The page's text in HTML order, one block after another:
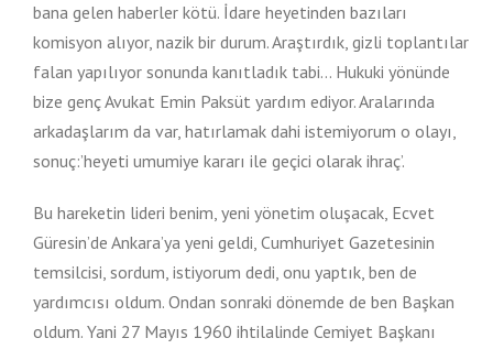
bana gelen haberler kötü. İdare heyetinden bazıları
komisyon alıyor, nazik bir durum. Araştırdık, gizli toplantılar
falan yapılıyor sonunda kanıtladık tabi… Hukuki yönünde
bize genç Avukat Emin Paksüt yardım ediyor. Aralarında
arkadaşlarım da var, hatırlamak dahi istemiyorum o olayı,
sonuç:’heyeti umumiye kararı ile geçici olarak ihraç’.
Bu hareketin lideri benim, yeni yönetim oluşacak, Ecvet
Güresin’de Ankara’ya yeni geldi, Cumhuriyet Gazetesinin
temsilcisi, sordum, istiyorum dedi, onu yaptık, ben de
yardımcısı oldum. Ondan sonraki dönemde de ben Başkan
oldum. Yani 27 Mayıs 1960 ihtilalinde Cemiyet Başkanı